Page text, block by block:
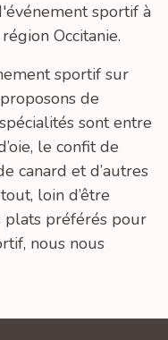
sportif à
Occitanie.
sportif sur
de
sont entre
le confit de
canard et d’autres
loin d’être
plats préférés pour
nous nous